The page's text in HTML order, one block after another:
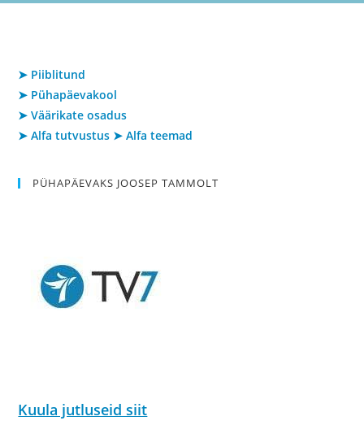
➤ Piiblitund
➤ Pühapäevakool
➤ Väärikate osadus
➤ Alfa tutvustus ➤ Alfa teemad
PÜHAPÄEVAKS JOOSEP TAMMOLT
Kuula jutluseid siit